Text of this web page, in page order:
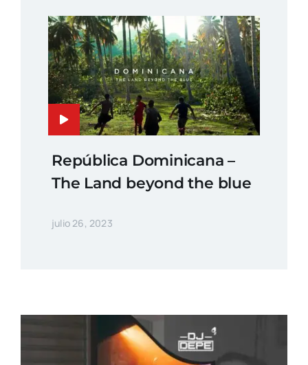
República Dominicana –
The Land beyond the blue
julio 26, 2023